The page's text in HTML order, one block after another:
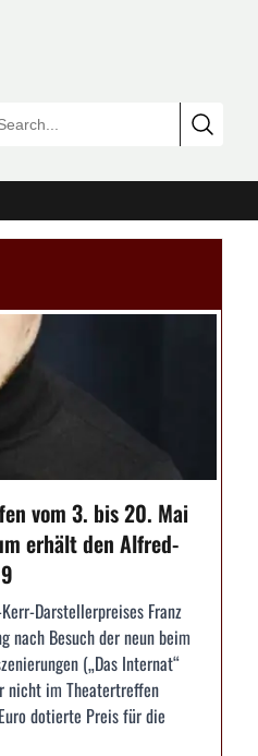
vom 3. bis 20. Mai
erhält den Alfred-
Darstellerpreises Franz
nach Besuch der neun beim
(„Das Internat“
nicht im Theatertreffen
dotierte Preis für die